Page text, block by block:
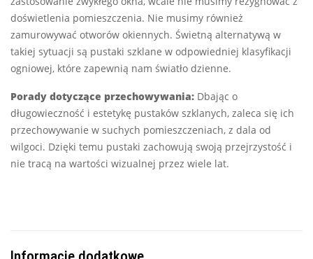
doświetlenia pomieszczenia. Nie musimy również
zamurowywać otworów okiennych. Świetną alternatywą w
takiej sytuacji są pustaki szklane w odpowiedniej klasyfikacji
ogniowej, które zapewnią nam światło dzienne.
Porady dotyczące przechowywania: Dbając o
długowieczność i estetykę pustaków szklanych, zaleca się ich
przechowywanie w suchych pomieszczeniach, z dala od
wilgoci. Dzięki temu pustaki zachowują swoją przejrzystość i
nie tracą na wartości wizualnej przez wiele lat.